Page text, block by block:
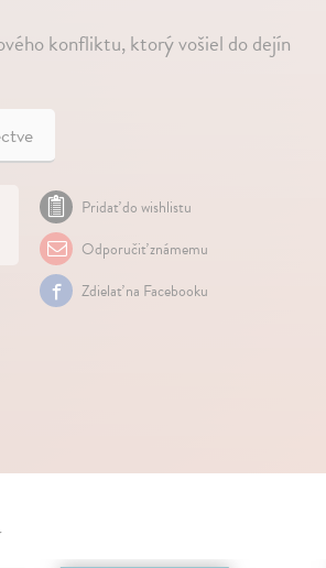
konfliktu, ktorý vošiel do dejín
Pridať do wishlistu
Odporučiť známemu
Zdielať na Facebooku